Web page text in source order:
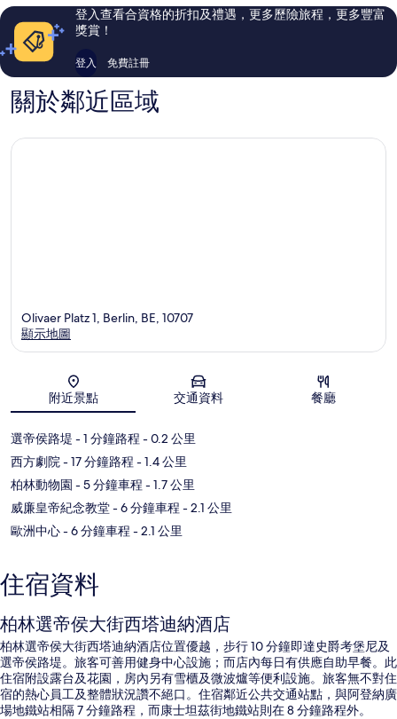
滕
堡
爾
斯
多
夫
評
價
篇
評
評
價
登入查看合資格的折扣及禮遇，更多歷險旅程，更多豐富
獎賞！
登入 免費註冊
關於鄰近區域
地圖
Olivaer Platz 1, Berlin, BE, 10707
顯示地圖
附近景點 交通資料 餐廳
選帝侯路堤 - 1 分鐘路程 - 0.2 公里
西方劇院- 17 分鐘路程 - 1.4 公里
柏林動物園 - 5 分鐘車程 - 1.7 公里
威廉皇帝紀念教堂- 6 分鐘車程 - 2.1 公里
歐洲中心- 6 分鐘車程 - 2.1 公里
住宿資料
柏林選帝侯大街西塔迪納酒店
柏林選帝侯大街西塔迪納酒店位置優越，步行 10 分鐘即達史爵考堡尼及
選帝侯路堤。旅客可善用健身中心設施；而店內每日有供應自助早餐。此
住宿附設露台及花園，房內另有雪櫃及微波爐等便利設施。旅客無不對住
宿的熱心員工及整體狀況讚不絕口。住宿鄰近公共交通站點，與阿登納廣
場地鐵站相隔 7 分鐘路程，而康士坦茲街地鐵站則在 8 分鐘路程外。